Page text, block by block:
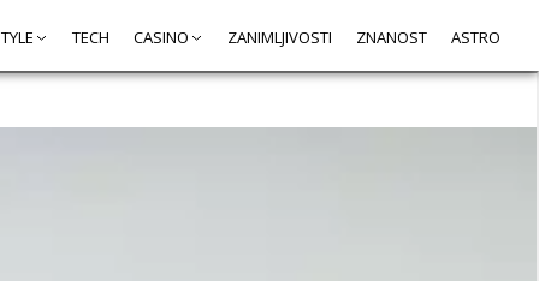
TECH CASINO ZANIMLJIVOSTI ZNANOST ASTRO